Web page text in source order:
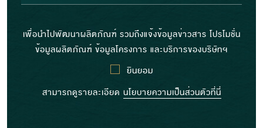
เพื่อนำไปพัฒนาผลิตภัณฑ์ รวมถึงแจ้งข้อมูลข่าวสาร โปรโมชั่น
ข้อมูลผลิตภัณฑ์ ข้อมูลโครงการ และบริการของบริษัทฯ
ยินยอม
สามารถดูรายละเอียด นโยบายความเป็นส่วนตัวที่นี่